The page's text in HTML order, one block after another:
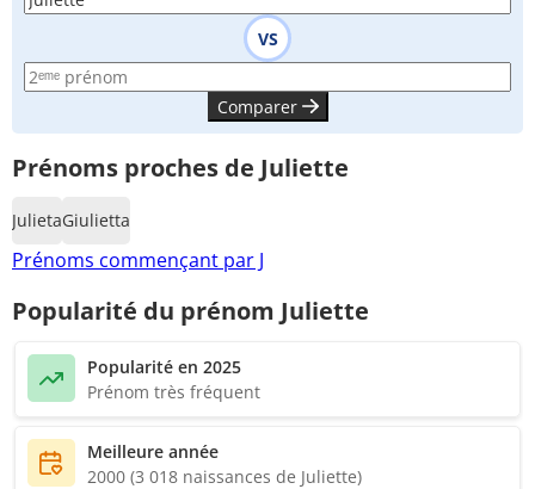
VS
Comparer
Prénoms proches de Juliette
JulietaGiulietta
Prénoms commençant par J
Popularité du prénom Juliette
Popularité en 2025
Prénom très fréquent
Meilleure année
2000 (3 018 naissances de Juliette)